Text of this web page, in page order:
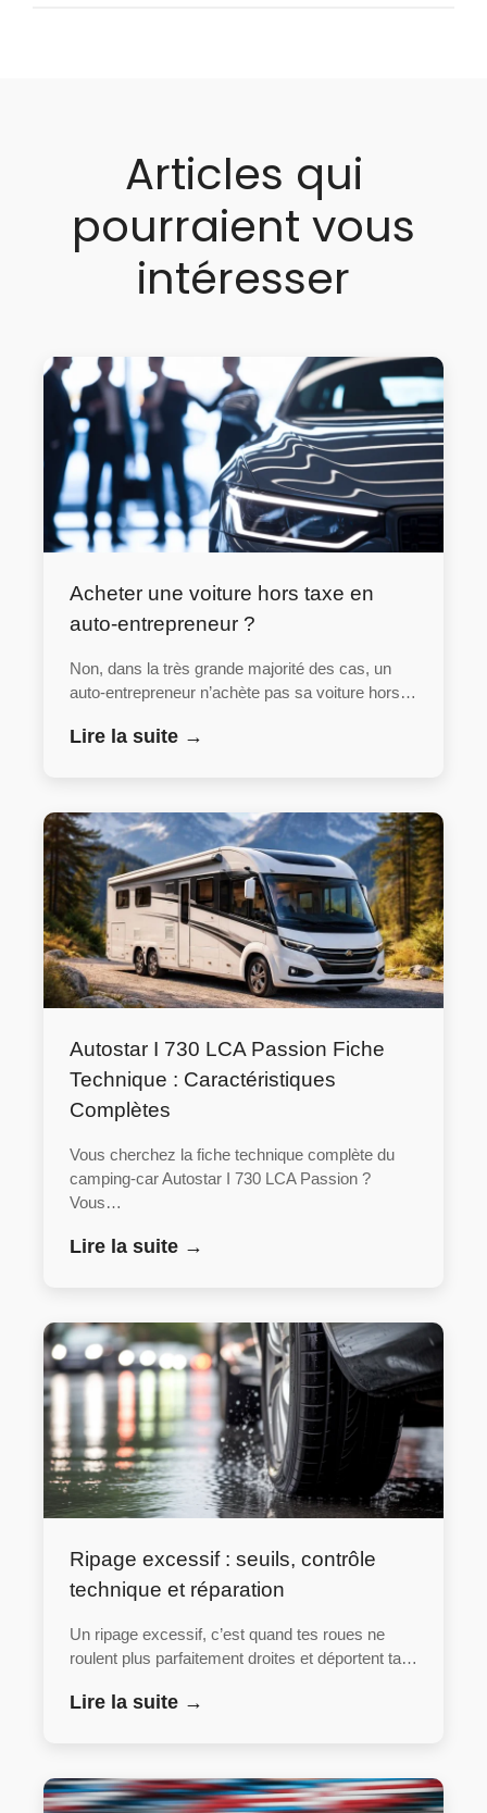
Articles qui
pourraient vous
intéresser
Acheter une voiture hors taxe en
auto-entrepreneur ?
Non, dans la très grande majorité des cas, un
auto-entrepreneur n’achète pas sa voiture hors…
Lire la suite →
Autostar I 730 LCA Passion Fiche
Technique : Caractéristiques
Complètes
Vous cherchez la fiche technique complète du
camping-car Autostar I 730 LCA Passion ?
Vous…
Lire la suite →
Ripage excessif : seuils, contrôle
technique et réparation
Un ripage excessif, c’est quand tes roues ne
roulent plus parfaitement droites et déportent ta…
Lire la suite →